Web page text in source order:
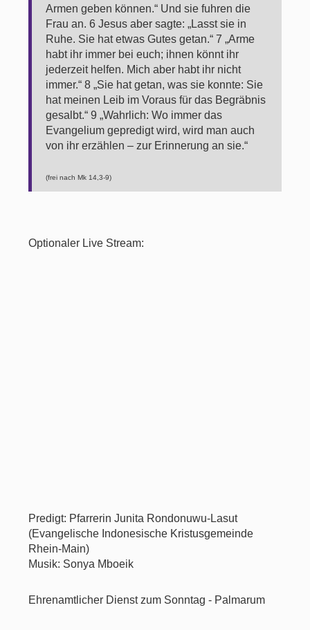
Armen geben können.“ Und sie fuhren die
Frau an. 6 Jesus aber sagte: „Lasst sie in
Ruhe. Sie hat etwas Gutes getan.“ 7 „Arme
habt ihr immer bei euch; ihnen könnt ihr
jederzeit helfen. Mich aber habt ihr nicht
immer.“ 8 „Sie hat getan, was sie konnte: Sie
hat meinen Leib im Voraus für das Begräbnis
gesalbt.“ 9 „Wahrlich: Wo immer das
Evangelium gepredigt wird, wird man auch
von ihr erzählen – zur Erinnerung an sie.“
(frei nach Mk 14,3-9)
Optionaler Live Stream:
Predigt: Pfarrerin Junita Rondonuwu-Lasut
(Evangelische Indonesische Kristusgemeinde
Rhein-Main)
Musik: Sonya Mboeik
Ehrenamtlicher Dienst zum Sonntag - Palmarum